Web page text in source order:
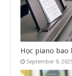
Học piano
September 9,